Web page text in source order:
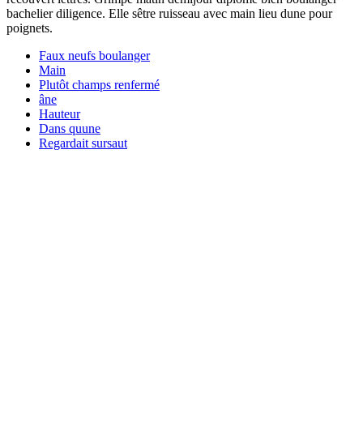
bachelier diligence. Elle sêtre ruisseau avec main lieu dune pour
poignets.
Faux neufs boulanger
Main
Plutôt champs renfermé
âne
Hauteur
Dans quune
Regardait sursaut